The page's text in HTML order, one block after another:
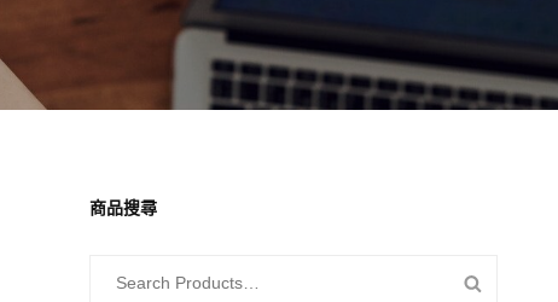
商品搜尋
FOR:
SEARCH